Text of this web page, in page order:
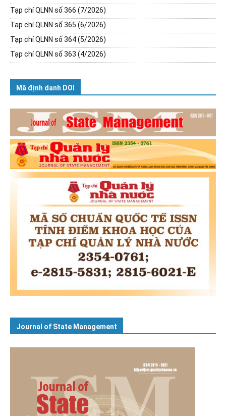
Tạp chí QLNN số 366 (7/2026)
Tạp chí QLNN số 365 (6/2026)
Tạp chí QLNN số 364 (5/2026)
Tạp chí QLNN số 363 (4/2026)
Mã định danh DOI
Journal of State Management